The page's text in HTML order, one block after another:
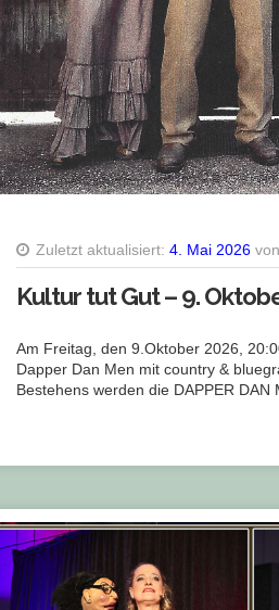
Zuletzt aktualisiert:4. Mai 2026 von
Kultur tut Gut – 9.
Am Freitag, den 9.Oktober 2026,
Dapper Dan Men mit country &
Bestehens werden die DAPPER